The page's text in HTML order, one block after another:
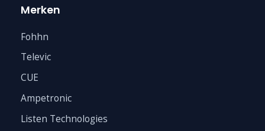
Merken
Fohhn
Televic
CUE
Ampetronic
Listen Technologies